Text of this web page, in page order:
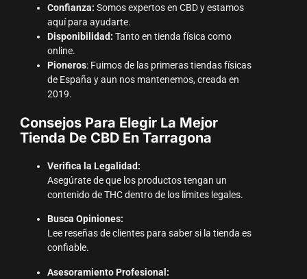
Confianza: Somos expertos en CBD y estamos
aquí para ayudarte.
Disponibilidad: Tanto en tienda física como
online.
Pioneros: Fuimos de las primeras tiendas físicas
de España y aun nos mantenemos, creada en
2019.
Consejos Para Elegir La Mejor
Tienda De CBD En Tarragona
Verifica la Legalidad:
Asegúrate de que los productos tengan un
contenido de THC dentro de los límites legales.
Busca Opiniones:
Lee reseñas de clientes para saber si la tienda es
confiable.
Asesoramiento Profesional: